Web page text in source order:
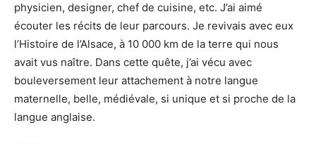
physicien, designer, chef de cuisine, etc. J’ai aimé
écouter les récits de leur parcours. Je revivais avec eux
l’Histoire de l’Alsace, à 10 000 km de la terre qui nous
avait vus naître. Dans cette quête, j’ai vécu avec
bouleversement leur attachement à notre langue
maternelle, belle, médiévale, si unique et si proche de la
langue anglaise.